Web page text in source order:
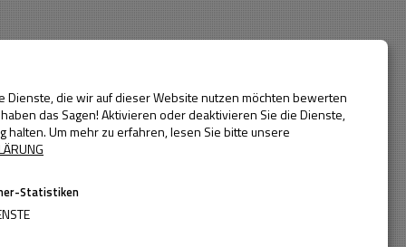
Ausblick auf die angrenzende Kulturlandschaft. Die
Dienste, die wir auf dieser Website nutzen möchten bewerten
das Sagen! Aktivieren oder deaktivieren Sie die Dienste,
halten.Um mehr zu erfahren, lesen Sie bitte unsere
Statistiken